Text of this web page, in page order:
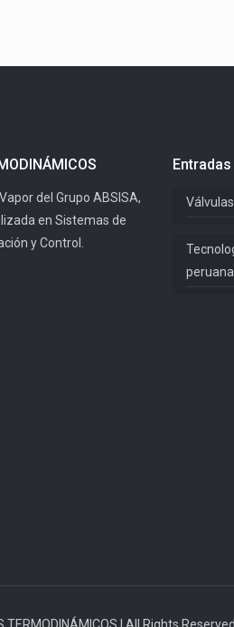
del Grupo ABSISA,
en Sistemas de
y Control.
peruana
| All Rights